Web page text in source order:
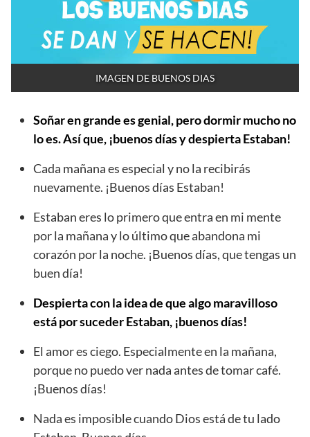
IMAGEN DE BUENOS DIAS
Soñar en grande es genial, pero dormir mucho no
lo es. Así que, ¡buenos días y despierta Estaban!
Cada mañana es especial y no la recibirás
nuevamente. ¡Buenos días Estaban!
Estaban eres lo primero que entra en mi mente
por la mañana y lo último que abandona mi
corazón por la noche. ¡Buenos días, que tengas un
buen día!
Despierta con la idea de que algo maravilloso
está por suceder Estaban, ¡buenos días!
El amor es ciego. Especialmente en la mañana,
porque no puedo ver nada antes de tomar café.
¡Buenos días!
Nada es imposible cuando Dios está de tu lado